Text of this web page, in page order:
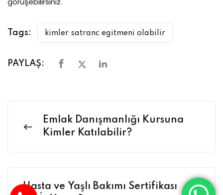
Tags: kimler satranc egitmeni olabilir
PAYLAŞ:
Emlak Danışmanlığı Kursuna
Kimler Katılabilir?
Hasta ve Yaşlı Bakımı Sertifikası